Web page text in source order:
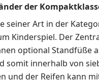
der
Art in der
Kinderspiel. Der
optional
somit innerhalb von
und der Reifen kann